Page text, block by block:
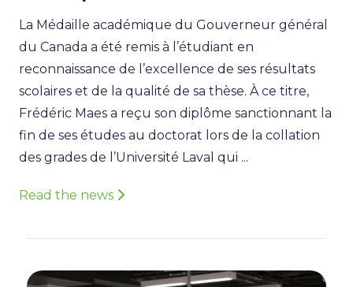
La Médaille académique du Gouverneur général
du Canada a été remis à l’étudiant en
reconnaissance de l’excellence de ses résultats
scolaires et de la qualité de sa thèse. À ce titre,
Frédéric Maes a reçu son diplôme sanctionnant la
fin de ses études au doctorat lors de la collation
des grades de l’Université Laval qui ...
Read the news